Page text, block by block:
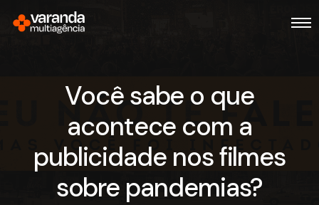
Você sabe o que
acontece com a
publicidade nos filmes
sobre pandemias?